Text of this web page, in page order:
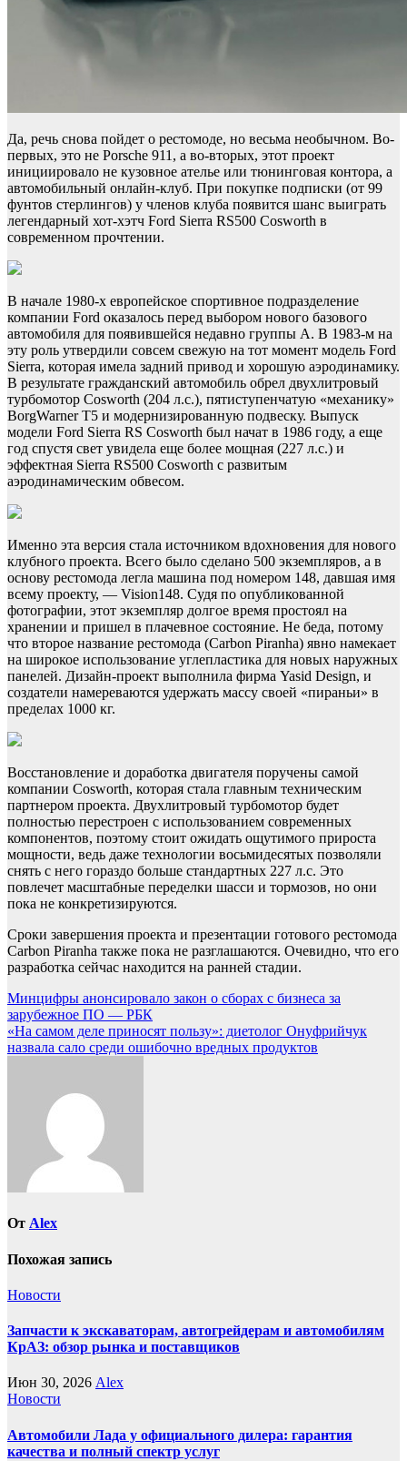
Да, речь снова пойдет о рестомоде, но весьма необычном. Во-
первых, это не Porsche 911, а во-вторых, этот проект
инициировало не кузовное ателье или тюнинговая контора, а
автомобильный онлайн-клуб. При покупке подписки (от 99
фунтов стерлингов) у членов клуба появится шанс выиграть
легендарный хот-хэтч Ford Sierra RS500 Cosworth в
современном прочтении.
В начале 1980-х европейское спортивное подразделение
компании Ford оказалось перед выбором нового базового
автомобиля для появившейся недавно группы А. В 1983-м на
эту роль утвердили совсем свежую на тот момент модель Ford
Sierra, которая имела задний привод и хорошую аэродинамику.
В результате гражданский автомобиль обрел двухлитровый
турбомотор Cosworth (204 л.с.), пятиступенчатую «механику»
BorgWarner T5 и модернизированную подвеску. Выпуск
модели Ford Sierra RS Cosworth был начат в 1986 году, а еще
год спустя свет увидела еще более мощная (227 л.с.) и
эффектная Sierra RS500 Cosworth с развитым
аэродинамическим обвесом.
Именно эта версия стала источником вдохновения для нового
клубного проекта. Всего было сделано 500 экземпляров, а в
основу рестомода легла машина под номером 148, давшая имя
всему проекту, — Vision148. Судя по опубликованной
фотографии, этот экземпляр долгое время простоял на
хранении и пришел в плачевное состояние. Не беда, потому
что второе название рестомода (Carbon Piranha) явно намекает
на широкое использование углепластика для новых наружных
панелей. Дизайн-проект выполнила фирма Yasid Design, и
создатели намереваются удержать массу своей «пираньи» в
пределах 1000 кг.
Восстановление и доработка двигателя поручены самой
компании Cosworth, которая стала главным техническим
партнером проекта. Двухлитровый турбомотор будет
полностью перестроен с использованием современных
компонентов, поэтому стоит ожидать ощутимого прироста
мощности, ведь даже технологии восьмидесятых позволяли
снять с него гораздо больше стандартных 227 л.с. Это
повлечет масштабные переделки шасси и тормозов, но они
пока не конкретизируются.
Сроки завершения проекта и презентации готового рестомода
Carbon Piranha также пока не разглашаются. Очевидно, что его
разработка сейчас находится на ранней стадии.
Навигация
по
записям
Минцифры анонсировало закон о сборах с бизнеса за
зарубежное ПО — РБК
«На самом деле приносят пользу»: диетолог Онуфрийчук
назвала сало среди ошибочно вредных продуктов
От Alex
Похожая запись
Новости
Запчасти к экскаваторам, автогрейдерам и автомобилям
КрАЗ: обзор рынка и поставщиков
Июн 30, 2026 Alex
Новости
Автомобили Лада у официального дилера: гарантия
качества и полный спектр услуг